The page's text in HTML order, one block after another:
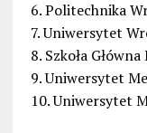
6. Politechnika
7. Uniwersytet
8. Szkoła
9. Uniwersytet
10. Uniwersytet